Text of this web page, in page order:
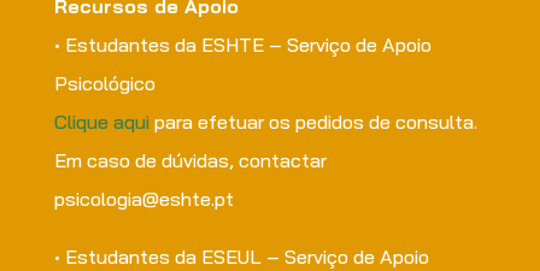
Recursos de Apoio
• Estudantes da ESHTE – Serviço de Apoio
Psicológico
Clique aquipara efetuar os pedidos de consulta.
Em caso de dúvidas, contactar
psicologia@eshte.pt
• Estudantes da ESEUL – Serviço de Apoio